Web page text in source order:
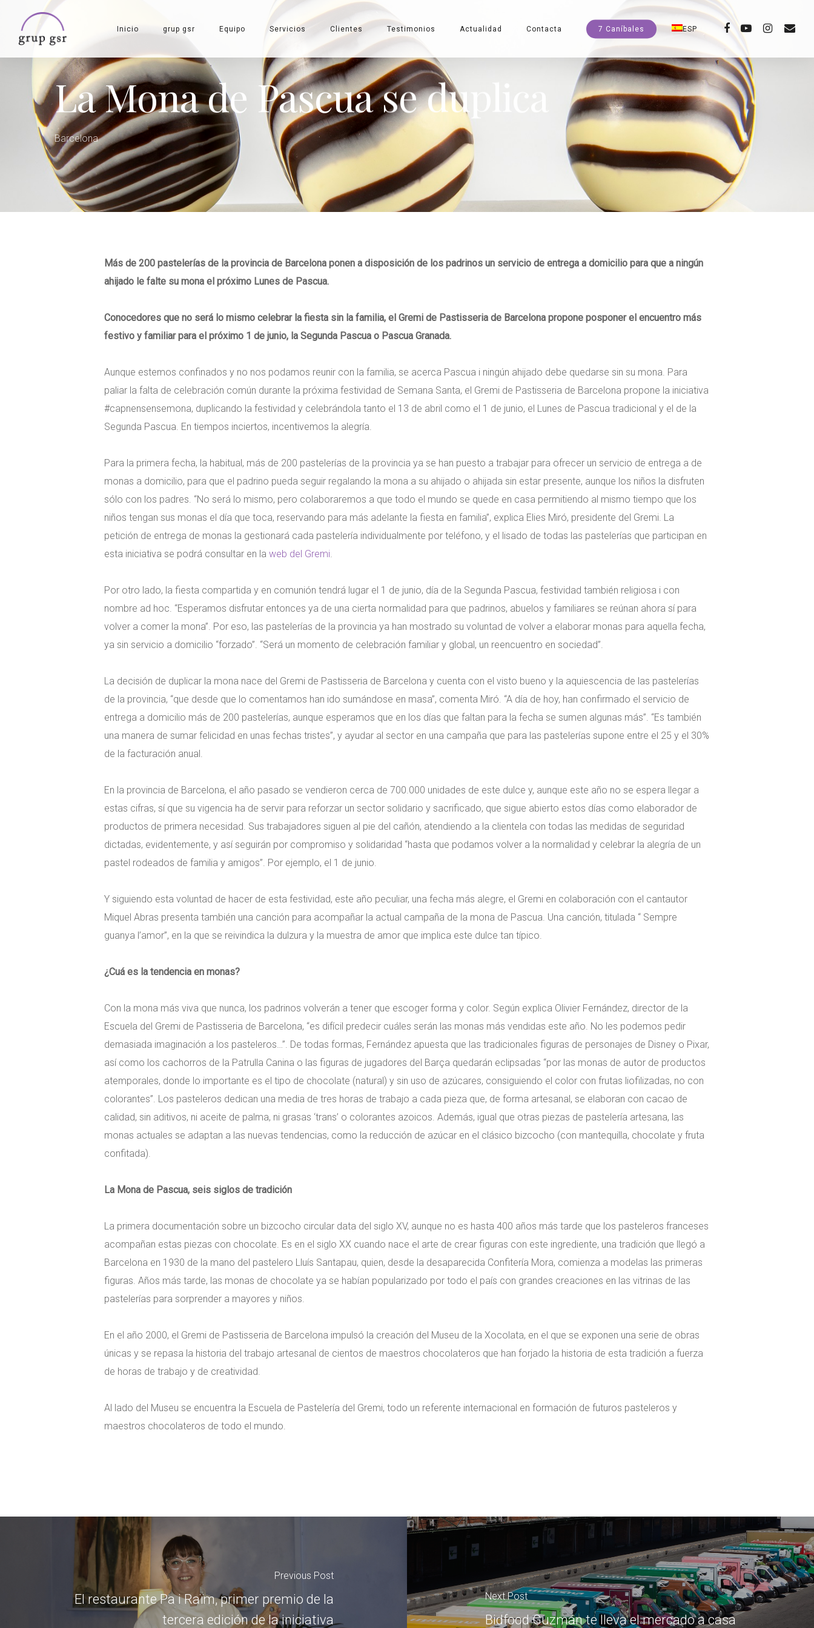
main
Inicio grup gsr Equipo Servicios Clientes Testimonios Actualidad Contacta 7 Caníbales ESP facebookyoutubeinstagram
email
La Mona de Pascua se duplica
Barcelona
Más de 200 pastelerías de la provincia de Barcelona ponen a disposición de los padrinos un servicio de entrega a domicilio para que a ningún
ahijado le falte su mona el próximo Lunes de Pascua.
Conocedores que no será lo mismo celebrar la fiesta sin la familia, el Gremi de Pastisseria de Barcelona propone posponer el encuentro más
festivo y familiar para el próximo 1 de junio, la Segunda Pascua o Pascua Granada.
Aunque estemos confinados y no nos podamos reunir con la familia, se acerca Pascua i ningún ahijado debe quedarse sin su mona. Para
paliar la falta de celebración común durante la próxima festividad de Semana Santa, el Gremi de Pastisseria de Barcelona propone la iniciativa
#capnensensemona, duplicando la festividad y celebrándola tanto el 13 de abril como el 1 de junio, el Lunes de Pascua tradicional y el de la
Segunda Pascua. En tiempos inciertos, incentivemos la alegría.
Para la primera fecha, la habitual, más de 200 pastelerías de la provincia ya se han puesto a trabajar para ofrecer un servicio de entrega a de
monas a domicilio, para que el padrino pueda seguir regalando la mona a su ahijado o ahijada sin estar presente, aunque los niños la disfruten
sólo con los padres. “No será lo mismo, pero colaboraremos a que todo el mundo se quede en casa permitiendo al mismo tiempo que los
niños tengan sus monas el día que toca, reservando para más adelante la fiesta en familia”, explica Elies Miró, presidente del Gremi. La
petición de entrega de monas la gestionará cada pastelería individualmente por teléfono, y el lisado de todas las pastelerías que participan en
esta iniciativa se podrá consultar en la web del Gremi.
Por otro lado, la fiesta compartida y en comunión tendrá lugar el 1 de junio, día de la Segunda Pascua, festividad también religiosa i con
nombre ad hoc. “Esperamos disfrutar entonces ya de una cierta normalidad para que padrinos, abuelos y familiares se reúnan ahora sí para
volver a comer la mona”. Por eso, las pastelerías de la provincia ya han mostrado su voluntad de volver a elaborar monas para aquella fecha,
ya sin servicio a domicilio “forzado”. “Será un momento de celebración familiar y global, un reencuentro en sociedad”.
La decisión de duplicar la mona nace del Gremi de Pastisseria de Barcelona y cuenta con el visto bueno y la aquiescencia de las pastelerías
de la provincia, “que desde que lo comentamos han ido sumándose en masa”, comenta Miró. “A día de hoy, han confirmado el servicio de
entrega a domicilio más de 200 pastelerías, aunque esperamos que en los días que faltan para la fecha se sumen algunas más”. “Es también
una manera de sumar felicidad en unas fechas tristes”, y ayudar al sector en una campaña que para las pastelerías supone entre el 25 y el 30%
de la facturación anual.
En la provincia de Barcelona, el año pasado se vendieron cerca de 700.000 unidades de este dulce y, aunque este año no se espera llegar a
estas cifras, sí que su vigencia ha de servir para reforzar un sector solidario y sacrificado, que sigue abierto estos días como elaborador de
productos de primera necesidad. Sus trabajadores siguen al pie del cañón, atendiendo a la clientela con todas las medidas de seguridad
dictadas, evidentemente, y así seguirán por compromiso y solidaridad “hasta que podamos volver a la normalidad y celebrar la alegría de un
pastel rodeados de familia y amigos”. Por ejemplo, el 1 de junio.
Y siguiendo esta voluntad de hacer de esta festividad, este año peculiar, una fecha más alegre, el Gremi en colaboración con el cantautor
Miquel Abras presenta también una canción para acompañar la actual campaña de la mona de Pascua. Una canción, titulada “ Sempre
guanya l’amor”, en la que se reivindica la dulzura y la muestra de amor que implica este dulce tan típico.
¿Cuá es la tendencia en monas?
Con la mona más viva que nunca, los padrinos volverán a tener que escoger forma y color. Según explica Olivier Fernández, director de la
Escuela del Gremi de Pastisseria de Barcelona, “es difícil predecir cuáles serán las monas más vendidas este año. No les podemos pedir
demasiada imaginación a los pasteleros…”. De todas formas, Fernández apuesta que las tradicionales figuras de personajes de Disney o Pixar,
así como los cachorros de la Patrulla Canina o las figuras de jugadores del Barça quedarán eclipsadas “por las monas de autor de productos
atemporales, donde lo importante es el tipo de chocolate (natural) y sin uso de azúcares, consiguiendo el color con frutas liofilizadas, no con
colorantes”. Los pasteleros dedican una media de tres horas de trabajo a cada pieza que, de forma artesanal, se elaboran con cacao de
calidad, sin aditivos, ni aceite de palma, ni grasas ‘trans’ o colorantes azoicos. Además, igual que otras piezas de pastelería artesana, las
monas actuales se adaptan a las nuevas tendencias, como la reducción de azúcar en el clásico bizcocho (con mantequilla, chocolate y fruta
confitada).
La Mona de Pascua, seis siglos de tradición
La primera documentación sobre un bizcocho circular data del siglo XV, aunque no es hasta 400 años más tarde que los pasteleros franceses
acompañan estas piezas con chocolate. Es en el siglo XX cuando nace el arte de crear figuras con este ingrediente, una tradición que llegó a
Barcelona en 1930 de la mano del pastelero Lluís Santapau, quien, desde la desaparecida Confitería Mora, comienza a modelas las primeras
figuras. Años más tarde, las monas de chocolate ya se habían popularizado por todo el país con grandes creaciones en las vitrinas de las
pastelerías para sorprender a mayores y niños.
En el año 2000, el Gremi de Pastisseria de Barcelona impulsó la creación del Museu de la Xocolata, en el que se exponen una serie de obras
únicas y se repasa la historia del trabajo artesanal de cientos de maestros chocolateros que han forjado la historia de esta tradición a fuerza
de horas de trabajo y de creatividad.
Al lado del Museu se encuentra la Escuela de Pastelería del Gremi, todo un referente internacional en formación de futuros pasteleros y
maestros chocolateros de todo el mundo.
Previous Post
El restaurante Pa i Raïm, primer premio de la
tercera edición de la iniciativa
Next Post
Bidfood Guzmán te lleva el mercado a casa